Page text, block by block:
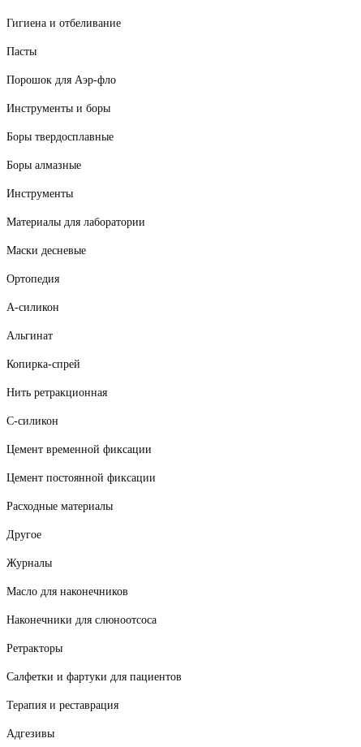
Гигиена и отбеливание
Пасты
Порошок для Аэр-фло
Инструменты и боры
Боры твердосплавные
Боры алмазные
Инструменты
Материалы для лаборатории
Маски десневые
Ортопедия
А-силикон
Альгинат
Копирка-спрей
Нить ретракционная
С-силикон
Цемент временной фиксации
Цемент постоянной фиксации
Расходные материалы
Другое
Журналы
Масло для наконечников
Наконечники для слюноотсоса
Ретракторы
Салфетки и фартуки для пациентов
Терапия и реставрация
Адгезивы